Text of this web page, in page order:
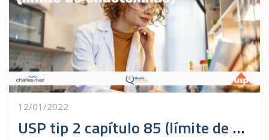
12/01/2022
USP tip 2 capítulo 85 (límite de endotoxinas)